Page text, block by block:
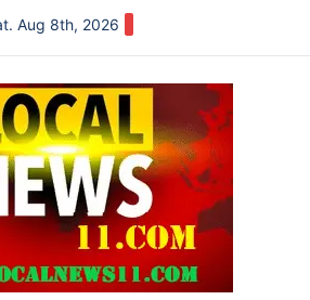
Aug 8th, 2026